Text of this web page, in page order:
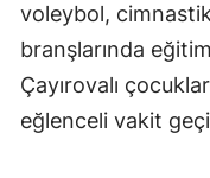
voleybol,
branşlarında
Çayırovalı
eğlenceli vakit